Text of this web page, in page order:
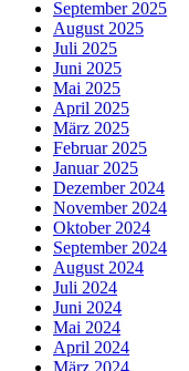
September 2025
August 2025
Juli 2025
Juni 2025
Mai 2025
April 2025
März 2025
Februar 2025
Januar 2025
Dezember 2024
November 2024
Oktober 2024
September 2024
August 2024
Juli 2024
Juni 2024
Mai 2024
April 2024
März 2024